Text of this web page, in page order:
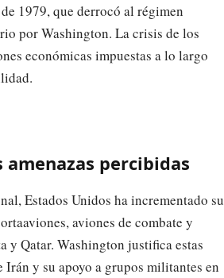
1979, que derrocó al régimen
por Washington. La crisis de los
económicas impuestas a lo largo
percibidas
Estados Unidos ha incrementado su
aviones de combate y
y Qatar. Washington justifica estas
y su apoyo a grupos militantes en